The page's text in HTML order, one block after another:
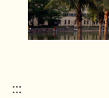
:::